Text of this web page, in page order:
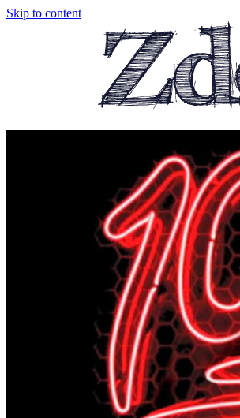
Skip to content